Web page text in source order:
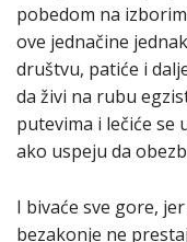
pobedom na
ove jednačine
društvu, patiće i
da živi na rubu
putevima i lečiće se
ako uspeju da
I bivaće sve gore,
bezakonje ne